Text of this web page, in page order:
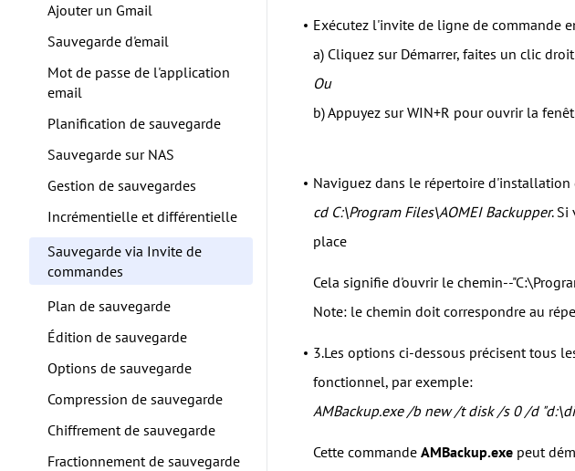
Ajouter un Gmail
Sauvegarde d'email
Mot de passe de l'application
email
Planification de sauvegarde
Sauvegarde sur NAS
Gestion de sauvegardes
Incrémentielle et différentielle
Sauvegarde via Invite de
commandes
Plan de sauvegarde
Édition de sauvegarde
Options de sauvegarde
Compression de sauvegarde
Chiffrement de sauvegarde
Fractionnement de sauvegarde
Exécutez l'invite de ligne de commande
a) Cliquez sur Démarrer, faites un clic
Ou
b) Appuyez sur WIN+R pour ouvrir la
Naviguez dans le répertoire d'installation
cd C:\Program Files\AOMEI Backupper. Si
place
Cela signifie d'ouvrir le chemin--
Note: le chemin doit correspondre au
3.Les options ci-dessous précisent tous
fonctionnel, par exemple:
AMBackup.exe /b new /t disk /s 0 /d
Cette commande AMBackup.exe peut